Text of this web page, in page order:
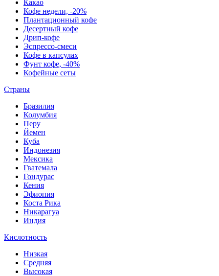
Какао
Кофе недели, -20%
Плантационный кофе
Десертный кофе
Дрип-кофе
Эспрессо-смеси
Кофе в капсулах
Фунт кофе, -40%
Кофейные сеты
Страны
Бразилия
Колумбия
Перу
Йемен
Куба
Индонезия
Мексика
Гватемала
Гондурас
Кения
Эфиопия
Коста Рика
Никарагуа
Индия
Кислотность
Низкая
Средняя
Высокая